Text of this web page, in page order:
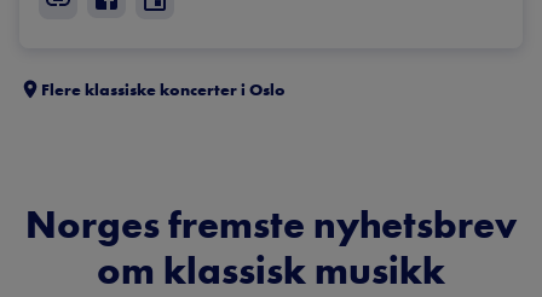
Flere klassiske koncerter i Oslo
Norges fremste nyhetsbrev
om klassisk musikk